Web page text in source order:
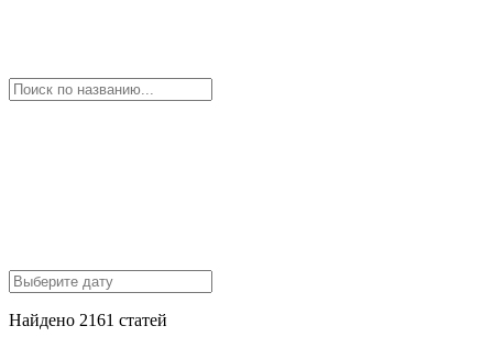
Найдено 2161 статей